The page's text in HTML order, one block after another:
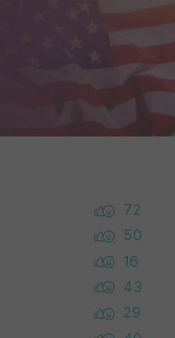
72
50
16
43
29